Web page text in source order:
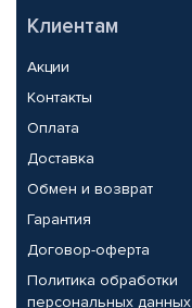
Клиентам
Акции
Контакты
Оплата
Доставка
Обмен и возврат
Гарантия
Договор-оферта
Политика обработки
персональных данных